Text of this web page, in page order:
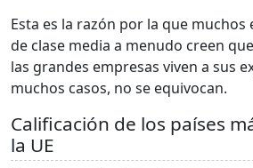
Esta es la razón por la que
de clase media a menudo creen
las grandes empresas viven a sus
muchos casos, no se equivocan.
Calificación de los países
la UE